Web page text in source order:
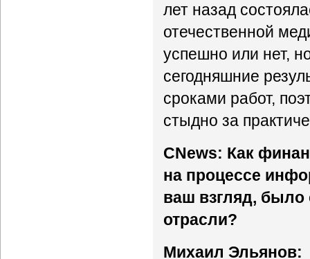
лет назад
отечественной
успешно или нет,
сегодняшние
сроками работ,
стыдно за
CNews: Как
на процессе
ваш взгляд, было
отрасли?
Михаил Эльянов: